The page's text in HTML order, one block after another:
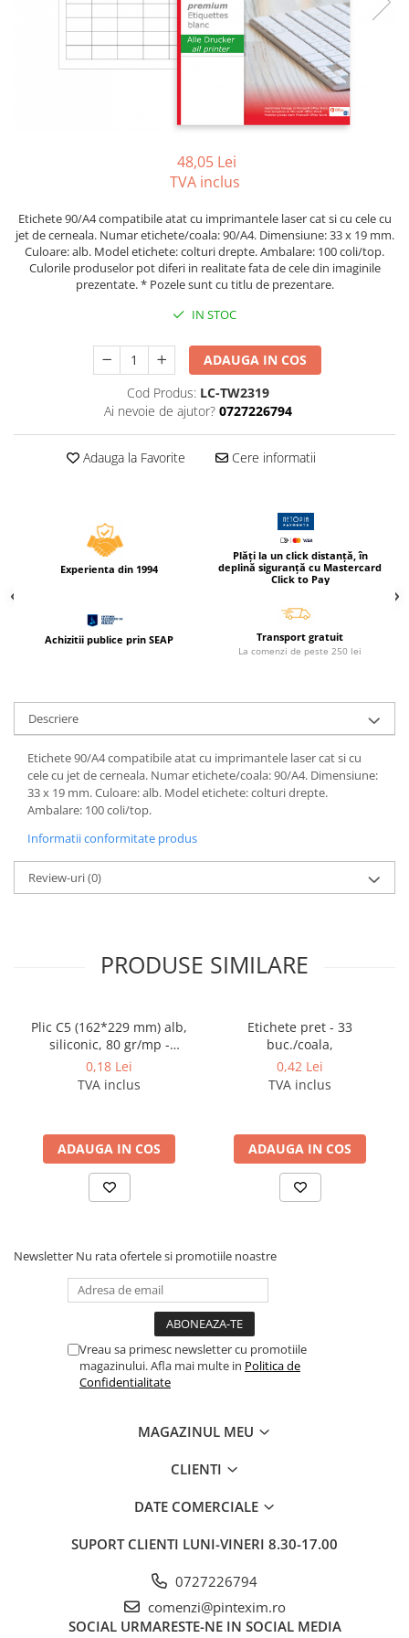
Tipizate autocopiative
personalizate
Tipizate offset
Caiete A5
Caiete A4
Ascutitori
Creioane
Creioane mecanice si rezerve
Cerneala si rezerva pentru stilou
Stilouri
Radiere
Creta scolara
sabloane, truse geometrie
Truse geometrie
Markere evidentiatoare text
Markere permanente
Markere speciale pentru desen
Produse Craft
Penare
Carti de colorat si povestit
Jocuri / Party
Pachete scolare
Markere speciale pentru desen
Markere textile
Instrumente pentru proiectare
Tus, tusiere
birou/instrumente de scris
Diverse articole organizare
48,05 Lei
TVA inclus
Etichete 90/A4 compatibile atat cu imprimantele laser cat si cu cele cu
jet de cerneala. Numar etichete/coala: 90/A4. Dimensiune: 33 x 19 mm.
Culoare: alb. Model etichete: colturi drepte. Ambalare: 100 coli/top.
Culorile produselor pot diferi in realitate fata de cele din imaginile
prezentate. * Pozele sunt cu titlu de prezentare.
IN STOC
ADAUGA IN COS
Cod Produs: LC-TW2319
Ai nevoie de ajutor? 0727226794
Adauga la Favorite Cere informatii
Experienta din 1994
Plăți la un click distanță, în
deplină siguranță cu Mastercard
Click to Pay
Achizitii publice prin SEAP Transport gratuit
La comenzi de peste 250 lei
Descriere
Etichete 90/A4 compatibile atat cu imprimantele laser cat si cu
cele cu jet de cerneala. Numar etichete/coala: 90/A4. Dimensiune:
33 x 19 mm. Culoare: alb. Model etichete: colturi drepte.
Ambalare: 100 coli/top.
Informatii conformitate produs
Review-uri(0)
PRODUSE SIMILARE
Plic C5 (162*229 mm) alb,
siliconic, 80 gr/mp -
deschidere pe latura mica
0,18 Lei
TVA inclus
ADAUGA IN COS
Etichete pret - 33
buc./coala,
0,42 Lei
TVA inclus
ADAUGA IN COS
Newsletter Nu rata ofertele si promotiile noastre
Vreau sa primesc newsletter cu promotiile
magazinului. Afla mai multe in Politica de
Confidentialitate
MAGAZINUL MEU
CLIENTI
DATE COMERCIALE
SUPORT CLIENTI LUNI-VINERI 8.30-17.00
0727226794
comenzi@pintexim.ro
SOCIAL URMARESTE-NE IN SOCIAL MEDIA